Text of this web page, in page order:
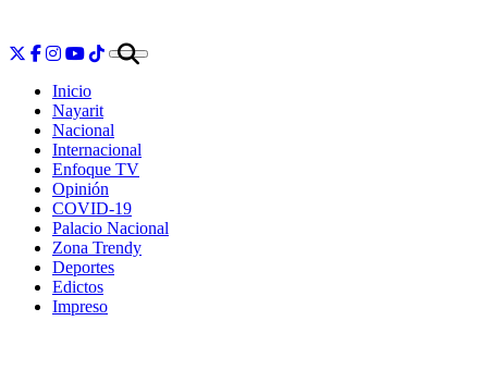
Inicio
Nayarit
Nacional
Internacional
Enfoque TV
Opinión
COVID-19
Palacio Nacional
Zona Trendy
Deportes
Edictos
Impreso